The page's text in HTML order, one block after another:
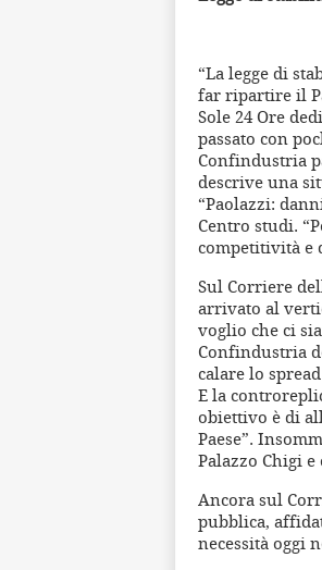
“La legge di
far ripartire il
Sole 24 Ore
passato con
Confindustria
descrive una
“Paolazzi:
Centro studi.
competitività e
Sul Corriere
arrivato al
voglio che ci
Confindustria
calare lo
E la
obiettivo è di
Paese”.
Palazzo Chigi
Ancora sul
pubblica,
necessità oggi